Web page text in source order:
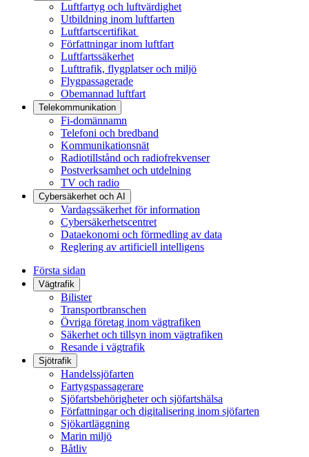
Luftfartyg och luftvärdighet
Utbildning inom luftfarten
Luftfartscertifikat
Författningar inom luftfart
Luftfartssäkerhet
Lufttrafik, flygplatser och miljö
Flygpassagerade
Obemannad luftfart
Telekommunikation
Fi-domännamn
Telefoni och bredband
Kommunikationsnät
Radiotillstånd och radiofrekvenser
Postverksamhet och utdelning
TV och radio
Cybersäkerhet och AI
Vardagssäkerhet för information
Cybersäkerhetscentret
Dataekonomi och förmedling av data
Reglering av artificiell intelligens
Första sidan
Vägtrafik
Bilister
Transportbranschen
Övriga företag inom vägtrafiken
Säkerhet och tillsyn inom vägtrafiken
Resande i vägtrafik
Sjötrafik
Handelssjöfarten
Fartygspassagerare
Sjöfartsbehörigheter och sjöfartshälsa
Författningar och digitalisering inom sjöfarten
Sjökartläggning
Marin miljö
Båtliv